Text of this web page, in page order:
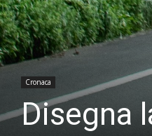
Cronaca
Disegna